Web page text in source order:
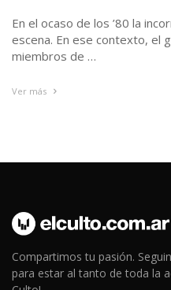
En el ocaso de los ’80 la
escena. En ese contexto, el
miembros de …
Ver más
Compartimos tu pasión.
para estar al tanto de toda la